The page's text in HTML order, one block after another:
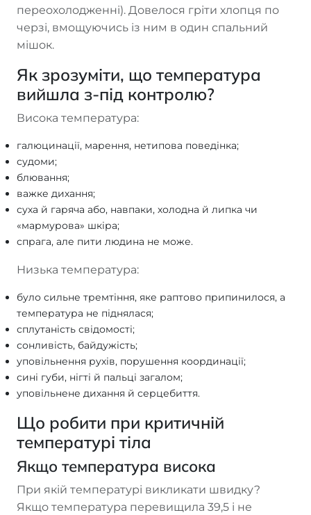
переохолодженні). Довелося гріти хлопця по
черзі, вмощуючись із ним в один спальний
мішок.
Як зрозуміти, що температура
вийшла з-під контролю?
Висока температура:
галюцинації, марення, нетипова поведінка;
судоми;
блювання;
важке дихання;
суха й гаряча або, навпаки, холодна й липка чи
«мармурова» шкіра;
спрага, але пити людина не може.
Низька температура:
було сильне тремтіння, яке раптово припинилося, а
температура не піднялася;
сплутаність свідомості;
сонливість, байдужість;
уповільнення рухів, порушення координації;
сині губи, нігті й пальці загалом;
уповільнене дихання й серцебиття.
Що робити при критичній
температурі тіла
Якщо температура висока
При якій температурі викликати швидку?
Якщо температура перевищила 39,5 і не